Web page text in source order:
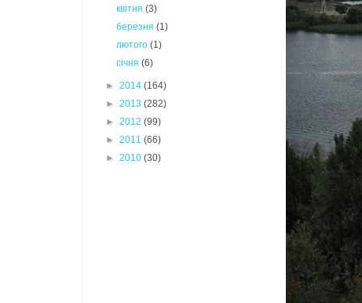
квітня(3)
березня(1)
лютого(1)
січня(6)
► 2014 (164)
► 2013 (282)
► 2012 (99)
► 2011 (66)
► 2010 (30)